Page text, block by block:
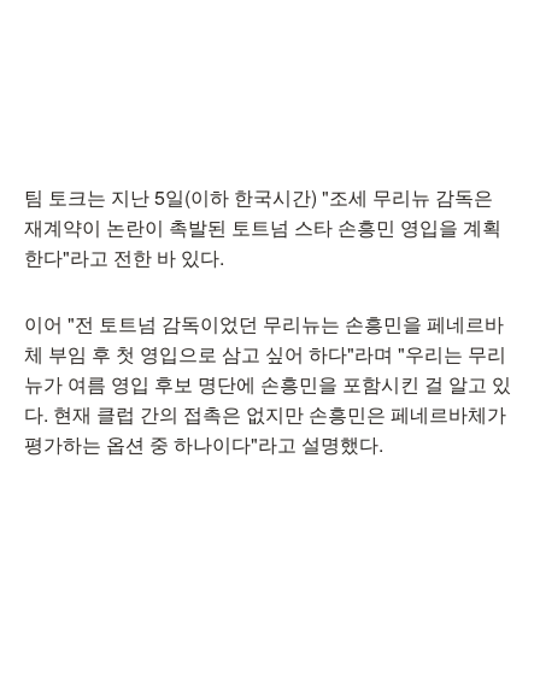
팀 토크는 지난 5일(이하 한국시간) "조세 무리뉴 감독은
재계약이 논란이 촉발된 토트넘 스타 손흥민 영입을 계획
한다"라고 전한 바 있다.
이어 "전 토트넘 감독이었던 무리뉴는 손흥민을 페네르바
체 부임 후 첫 영입으로 삼고 싶어 하다"라며 "우리는 무리
뉴가 여름 영입 후보 명단에 손흥민을 포함시킨 걸 알고 있
다. 현재 클럽 간의 접촉은 없지만 손흥민은 페네르바체가
평가하는 옵션 중 하나이다"라고 설명했다.